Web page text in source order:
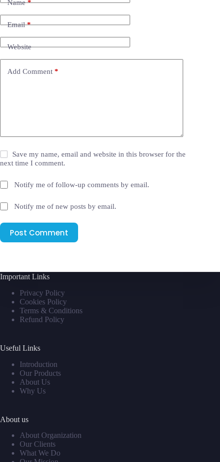
Name*
Email*
Website
Add Comment *
Save my name, email and website in this browser for the
next time I comment.
Notify me of follow-up comments by email.
Notify me of new posts by email.
Post Comment
Important Links
Privacy Policy
Cookies Policy
Terms & Conditions
Refund Policy
Useful Links
Introduction
Our Products
About Us
Why Us
About us
About Organization
Our Clients
What We Do